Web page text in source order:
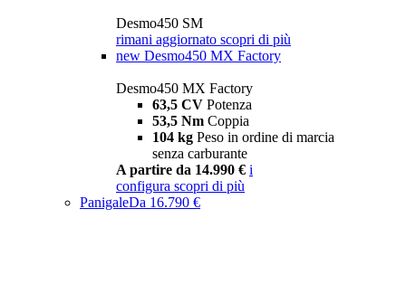
Desmo450 SM
rimani aggiornato scopri di più
new Desmo450 MX Factory
Desmo450 MX Factory
63,5 CV Potenza
53,5 Nm Coppia
104 kg Peso in ordine di marcia
senza carburante
A partire da 14.990 € i
configura scopri di più
PanigaleDa 16.790 €